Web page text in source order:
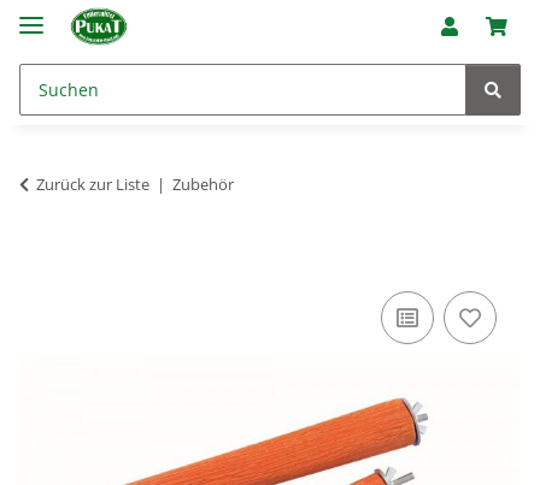
Zurück zur Liste Zubehör